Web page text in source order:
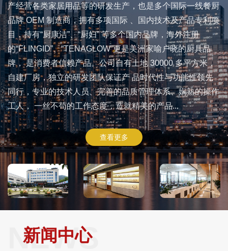
产经营各类家居用品等的研发生产，也是多个国际一线餐厨
品牌OEM 制造商，拥有多项国际 、国内技术及产品专利项
目，持有“厨康洁”、“厨妇” 等多个国内品牌，海外注册
的“FLINGID”、“TENAGLOW”更是美洲家喻户晓的厨具品
牌， 是消费者信赖产品。公司自有土地 30000多平方米，
自建厂房，独立的研发团队保证产 品时代性与功能性领先
同行，专业的技术人员、完善的品质管理体系、娴熟的操作
工人， 一丝不苟的工作态度，造就精美的产品...
查看更多
新闻中心
NEWS